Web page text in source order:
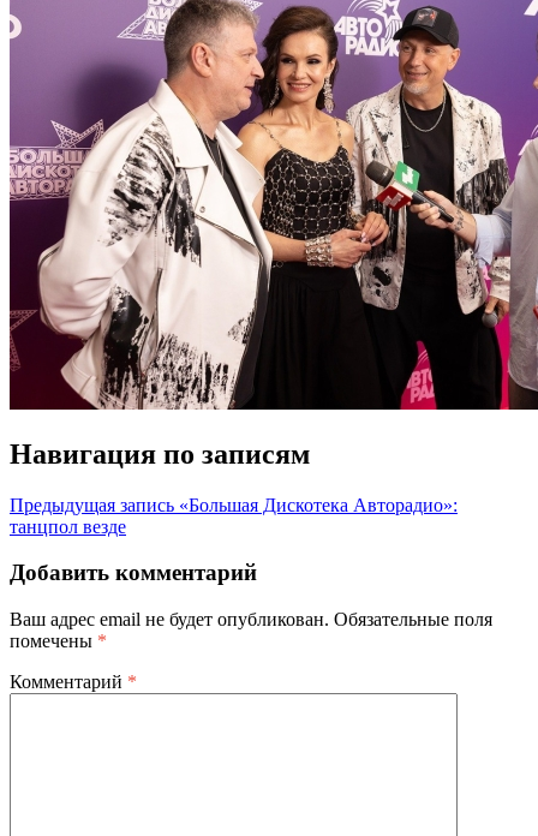
Навигация по записям
Предыдущая запись «Большая Дискотека Авторадио»:
танцпол везде
Добавить комментарий
Ваш адрес email не будет опубликован. Обязательные поля
помечены *
Комментарий *